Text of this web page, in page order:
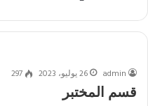
admin 26 يوليو، 2023 297
قسم المختبر